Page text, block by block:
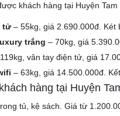
khách hàng tại Huyện
tử– 55kg, giá 2.690.000đ. Két
trắng – 70kg, giá
vân tay điện tử, giá
– 63kg, giá 14.500.000đ.
hàng tại Huyện
tủ, kệ sách. Giá từ